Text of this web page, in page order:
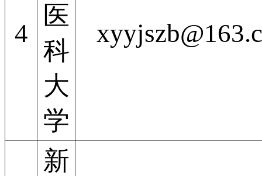
4
医
科
大
学
新